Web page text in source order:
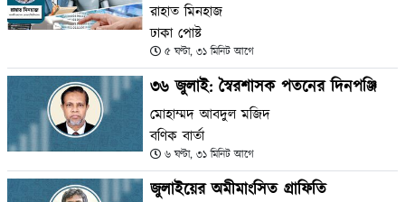
রাহাত মিনহাজ
ঢাকা পোষ্ট
৫ ঘণ্টা, ৩১ মিনিট আগে
৩৬ জুলাই: স্বৈরশাসক পতনের দিনপঞ্জি
মোহাম্মদ আবদুল মজিদ
বণিক বার্তা
৬ ঘণ্টা, ৩১ মিনিট আগে
জুলাইয়ের অমীমাংসিত গ্রাফিতি